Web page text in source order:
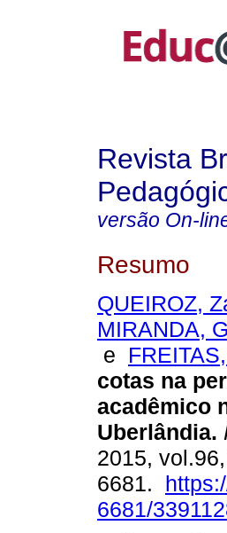
Revista
versão On-
Resumo
QUEIROZ,
MIRANDA,
e
cotas na
acadêmico
Uberlândia.
2015,
6681.
6681/